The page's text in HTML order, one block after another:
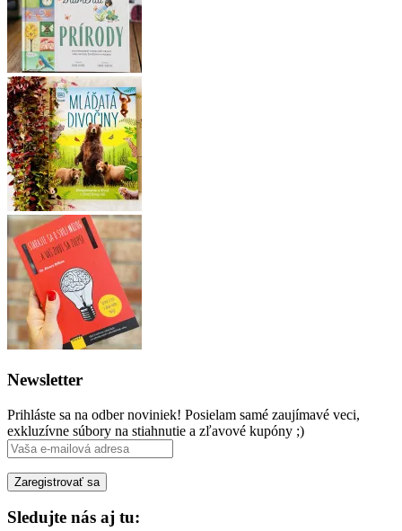
Newsletter
Prihláste sa na odber noviniek! Posielam samé zaujímavé veci,
exkluzívne súbory na stiahnutie a zľavové kupóny ;)
Sledujte nás aj tu: